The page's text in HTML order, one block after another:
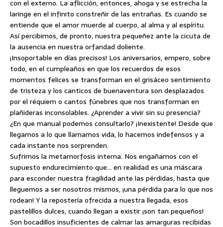
con el externo. La aflicción, entonces, ahoga y se estrecha la
laringe en el infinito constreñir de las entrañas. Es cuando se
entiende que el amor muerde al cuerpo, al alma y al espíritu.
Así percibimos, de pronto, nuestra pequeñez ante la cicuta de
la ausencia en nuestra orfandad doliente.
¡Insoportable en días precisos! Los aniversarios, empero, sobre
todo, en el cumpleaños en que los recuerdos de esos
momentos felices se transforman en el grisáceo sentimiento
de tristeza y los canticos de buenaventura son desplazados
por el réquiem o cantos fúnebres que nos transforman en
plañideras inconsolables. ¿Aprender a vivir sin su presencia?
¿En que manual podemos consultarlo? ¡Inexistente! Desde que
llegamos a lo que llamamos vida, lo hacemos indefensos y a
cada instante nos sorprenden.
Sufrimos la metamorfosis interna. Nos engañamos con el
supuesto endurecimiento que… en realidad es una máscara
para esconder nuestra fragilidad ante las pérdidas, hasta que
lleguemos a ser nosotros mismos, ¡una pérdida para lo que nos
rodean! Y la repostería ofrecida a nuestra llegada, esos
pastelillos dulces, cuando llegan a existir ¡son tan pequeños!
Son bocadillos insuficientes de calmar las amarguras recibidas